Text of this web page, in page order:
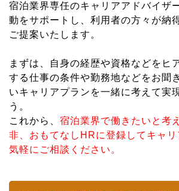
宿泊業界専任のキャリアアドバイザ
動をサポートし、利用者の方々が納
ご提案いたします。
まずは、自身の経歴や資格などをヒ
する仕事の条件や勤務地などをお聞
いキャリアプランを一緒に考えて実
う。
これから、 宿泊業界で働きたいと考
非、おもてなしHRに登録してキャ
気軽にご相談ください。